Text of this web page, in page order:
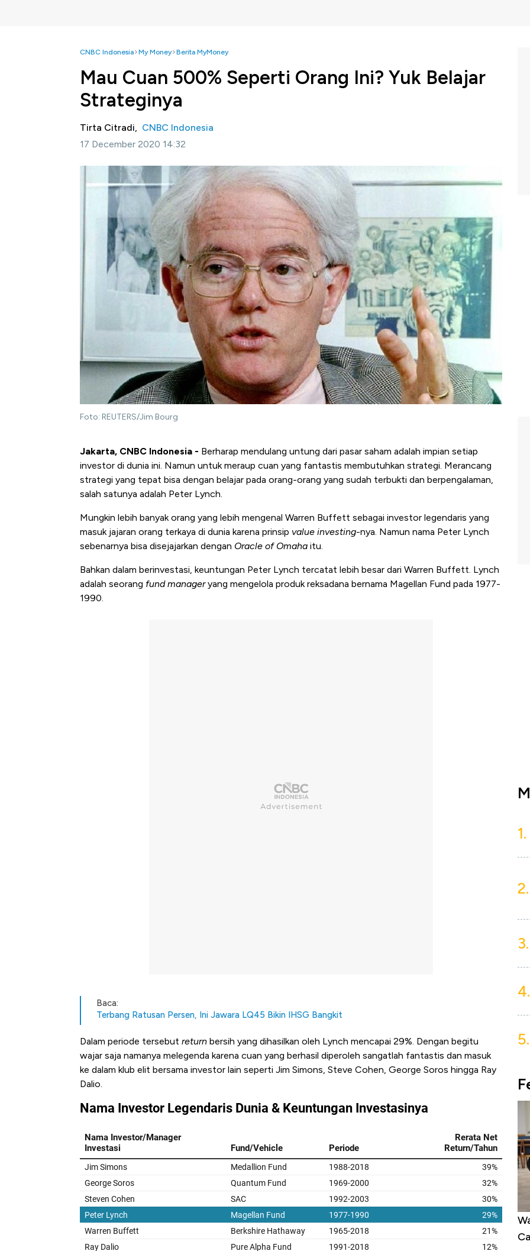
CNBC Indonesia My Money Berita MyMoney
Mau Cuan 500% Seperti Orang Ini? Yuk Belajar
Strateginya
Tirta Citradi, CNBC Indonesia
17 December 2020 14:32
Foto: REUTERS/Jim Bourg
Jakarta, CNBC Indonesia - Berharap mendulang untung dari pasar saham adalah impian setiap
investor di dunia ini. Namun untuk meraup cuan yang fantastis membutuhkan strategi. Merancang
strategi yang tepat bisa dengan belajar pada orang-orang yang sudah terbukti dan berpengalaman,
salah satunya adalah Peter Lynch.
Mungkin lebih banyak orang yang lebih mengenal Warren Buffett sebagai investor legendaris yang
masuk jajaran orang terkaya di dunia karena prinsip value investing-nya. Namun nama Peter Lynch
sebenarnya bisa disejajarkan dengan Oracle of Omaha itu.
Bahkan dalam berinvestasi, keuntungan Peter Lynch tercatat lebih besar dari Warren Buffett. Lynch
adalah seorang fund manageryang mengelola produk reksadana bernama Magellan Fund pada 1977-
1990.
Baca:
Terbang Ratusan Persen, Ini Jawara LQ45 Bikin IHSG Bangkit
Dalam periode tersebut return bersih yang dihasilkan oleh Lynch mencapai 29%. Dengan begitu
wajar saja namanya melegenda karena cuan yang berhasil diperoleh sangatlah fantastis dan masuk
ke dalam klub elit bersama investor lain seperti Jim Simons, Steve Cohen, George Soros hingga Ray
Dalio.
1.
2.
3.
4.
5.
Harga Emas Mengamuk 4% dalam 24
Jam, ke Level Tertinggi 50 Hari!
Warga AS Muak ke Demokrat-
Calon Independen Panen Dukungan